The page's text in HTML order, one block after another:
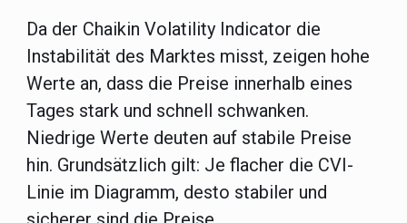
Da der Chaikin Volatility Indicator die
Instabilität des Marktes misst, zeigen hohe
Werte an, dass die Preise innerhalb eines
Tages stark und schnell schwanken.
Niedrige Werte deuten auf stabile Preise
hin. Grundsätzlich gilt: Je flacher die CVI-
Linie im Diagramm, desto stabiler und